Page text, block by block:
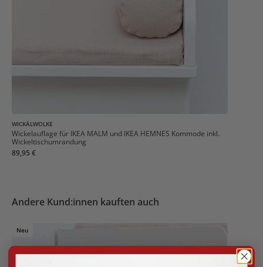
WICKÄLWOLKE
Wickelauflage für IKEA MALM und IKEA HEMNES Kommode inkl.
Wickeltischumrandung
89,95 €
Andere Kund:innen kauften auch
Neu